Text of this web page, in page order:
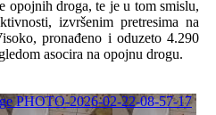
opojnih droga, te je u tom smislu,
izvršenim pretresima na
pronađeno i oduzeto 4.290
asocira na opojnu drogu.